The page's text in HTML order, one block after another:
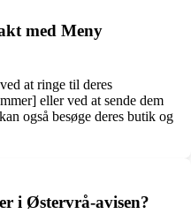
med Meny
at ringe til deres
eller ved at sende dem
også besøge deres butik og
i Østervrå-avisen?